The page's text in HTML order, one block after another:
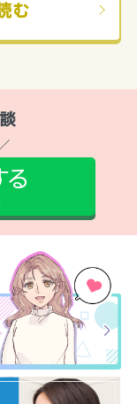
す（´；ω；｀）
事もなく愉快な
も優しかったしボ
お邪魔したいで
めの貸してもらえ
ので貴重品は預
む